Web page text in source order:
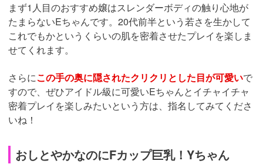
まず1人目のおすすめ嬢はスレンダーボディの触り心地が
たまらないEちゃんです。20代前半という若さを生かして
これでもかというくらいの肌を密着させたプレイを楽しま
せてくれます。
さらにこの手の奥に隠されたクリクリとした目が可愛いで
すので、ぜひアイドル級に可愛いEちゃんとイチャイチャ
密着プレイを楽しみたいという方は、指名してみてくださ
いね！
おしとやかなのにFカップ巨乳！Yちゃん